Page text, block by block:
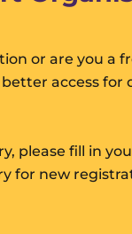
or are you a
access for
please fill in
for new